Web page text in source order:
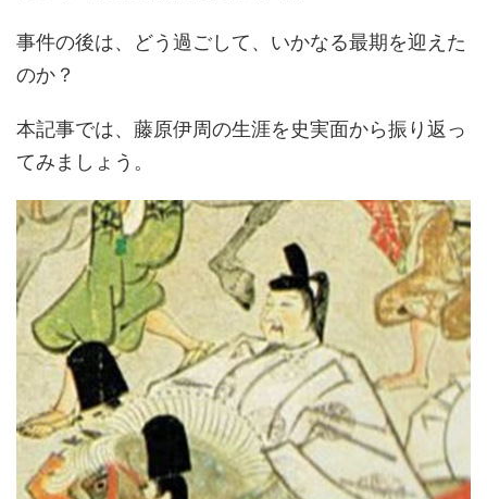
事件の後は、どう過ごして、いかなる最期を迎えた
のか？
本記事では、藤原伊周の生涯を史実面から振り返っ
てみましょう。